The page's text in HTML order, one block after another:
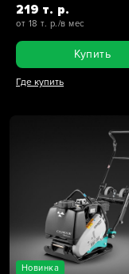
219 т. р.
от 18 т. р./в мес
Купить
Где купить
Новинка